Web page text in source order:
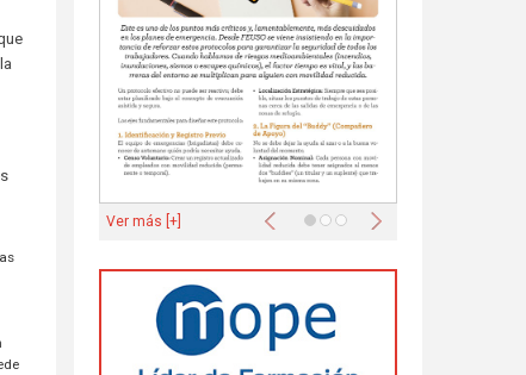
Anterior Siguiente
Ver más [+]